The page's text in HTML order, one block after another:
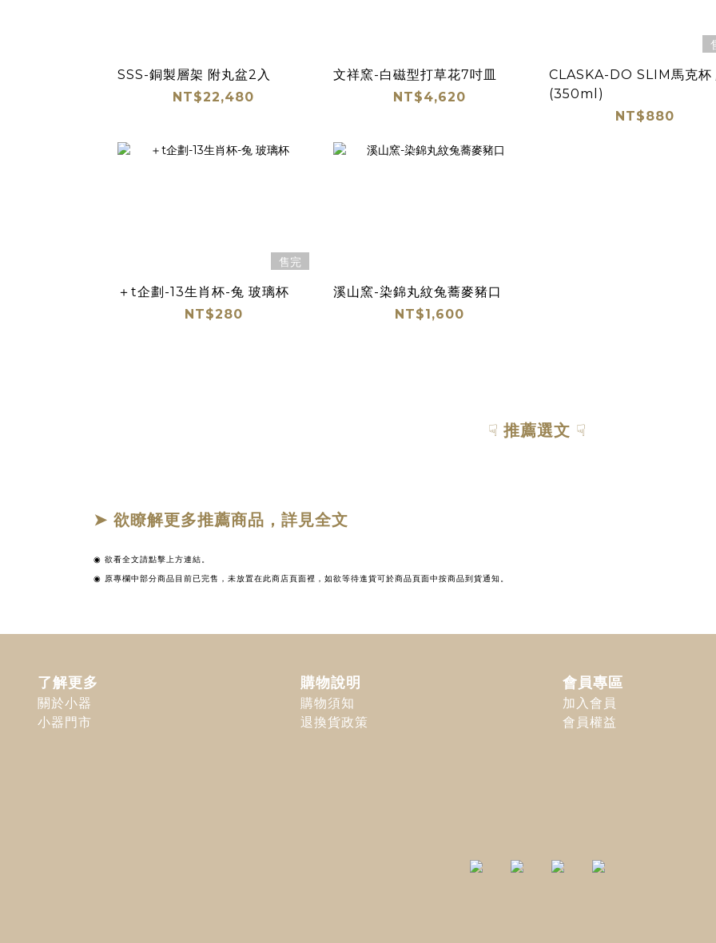
SSS-銅製層架 附丸盆2入
NT$22,480
文祥窯-白磁型打草花7吋皿
NT$4,620
CLASKA-DO SLIM馬克杯
(350ml)
NT$880
售完
＋t企劃-13生肖杯-兔 玻璃杯
NT$280
溪山窯-染錦丸紋兔蕎麥豬口
NT$1,600
☟ 推薦選文 ☟
➤ 欲瞭解更多推薦商品，詳見全文
◉ 欲看全文請點擊上方連結。
◉ 原專欄中部分商品目前已完售，未放置在此商店頁面裡，如欲等待進貨可於商品頁面中按商品到貨通知。
了解更多
關於小器
小器門市
購物說明
購物須知
退換貨政策
會員專區
加入會員
會員權益